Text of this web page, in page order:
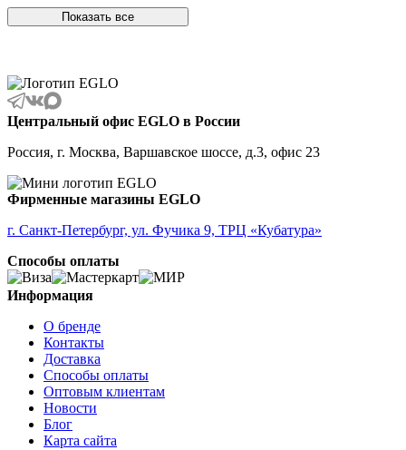
ALBARACCIN
ALCUDIA
ALDERNEY
ALMANZORA
ALMEIDA
ALMEIDA 2
ALMONTE
ALMUDAINA
ALOBRASE
ALSAGER
ALVEZ
AMADORA
AMAKUSA
AMBATOBE
AMBILOBE
AMBONDRONA
AMBORIALA
AMEZAGA
AMOATSY
AMPITABE
AMSFIELD 1
Показать все
Центральный офис EGLO в России
Россия, г. Москва, Варшавское шоссе, д.3, офис 23
Фирменные магазины EGLO
г. Санкт-Петербург, ул. Фучика 9, ТРЦ «Кубатура»
Способы оплаты
Информация
О бренде
Контакты
Доставка
Способы оплаты
Оптовым клиентам
Новости
Блог
Карта сайта